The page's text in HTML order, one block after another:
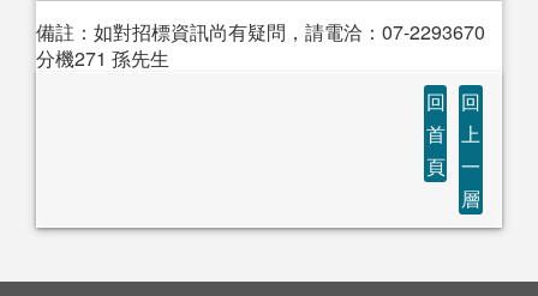
備註：如對招標資訊尚有疑問，請電洽：07-2293670
分機271 孫先生
回
首
頁
回
上
一
層